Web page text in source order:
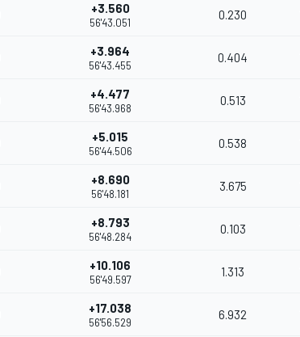
+3.560
56'43.051
0.230
+3.964
56'43.455
0.404
+4.477
56'43.968
0.513
+5.015
56'44.506
0.538
+8.690
56'48.181
3.675
+8.793
56'48.284
0.103
+10.106
56'49.597
1.313
+17.038
56'56.529
6.932